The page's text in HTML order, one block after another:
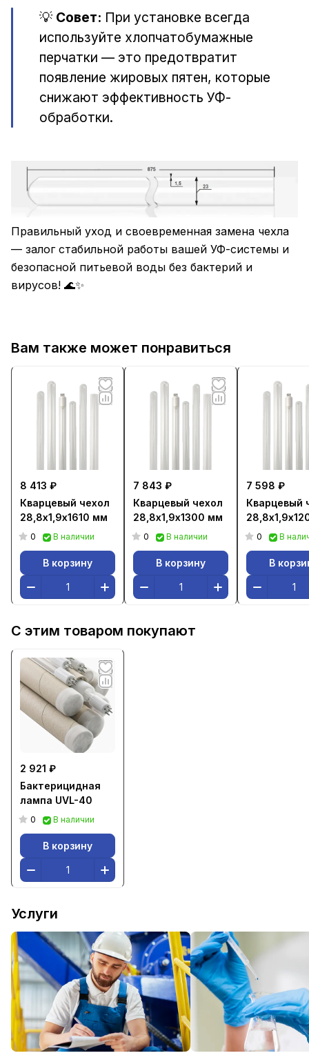
💡 Совет: При установке всегда
используйте хлопчатобумажные
перчатки — это предотвратит
появление жировых пятен, которые
снижают эффективность УФ-
обработки.
Правильный уход и своевременная замена чехла
— залог стабильной работы вашей УФ-системы и
безопасной питьевой воды без бактерий и
вирусов! 🌊✨
Вам также может понравиться
8 413 ₽
Кварцевый чехол
28,8х1,9х1610 мм
0 В наличии
В корзину
7 843 ₽
Кварцевый чехол
28,8х1,9х1300 мм
0 В наличии
В корзину
7 598 ₽
Кварцевый
0 В
В
С этим товаром покупают
2 921 ₽
Бактерицидная
лампа UVL-40
0 В наличии
В корзину
Услуги